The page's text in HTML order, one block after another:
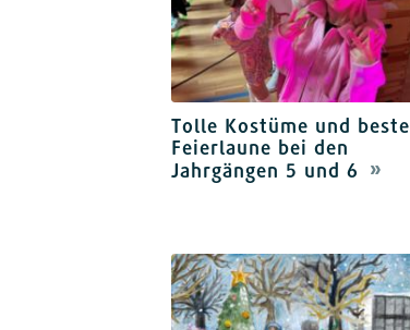
Tolle Kostüme und beste
Feierlaune bei den
Jahrgängen 5 und 6